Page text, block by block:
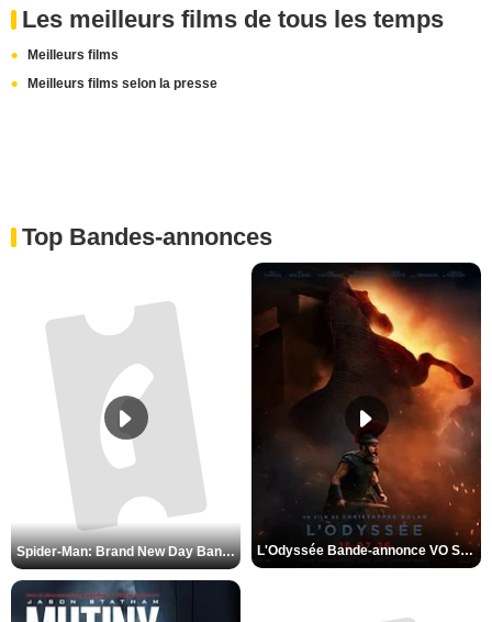
Les meilleurs films de tous les temps
Meilleurs films
Meilleurs films selon la presse
Top Bandes-annonces
Spider-Man: Brand New Day Bande-annonce VO STFR L'Odyssée Bande-annonce VO STFR